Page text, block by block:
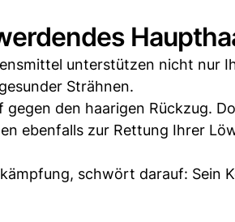
unterstützen nicht nur
Strähnen.
den haarigen Rückzug.
ebenfalls zur Rettung Ihrer
schwört darauf: Sein